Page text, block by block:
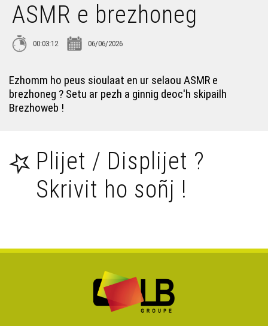
107.000 brezhoneger hepken e 2024 - Atersadenn Paul
Gouel Broadel ar Brezhoneg 2025 : Petra nevez ?
ASMR e brezhoneg
00:03:12 06/06/2026
Ezhomm ho peus sioulaat en ur selaou ASMR e
brezhoneg ? Setu ar pezh a ginnig deoc'h skipailh
Brezhoweb !
Plijet / Displijet ?
Skrivit ho soñj !